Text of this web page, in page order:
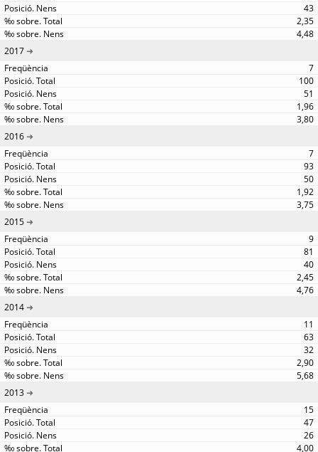
43
2,35
4,48
2017
7
100
51
1,96
3,80
2016
7
93
50
1,92
3,75
2015
9
81
40
2,45
4,76
2014
11
63
32
2,90
5,68
2013
15
47
26
4,00